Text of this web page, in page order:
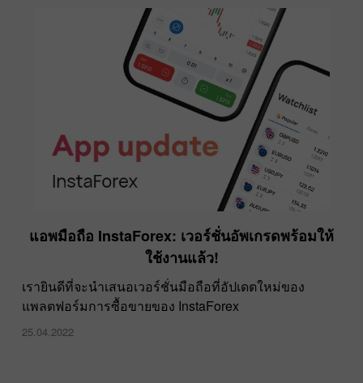
แอพมือถือ InstaForex: เวอร์ชั่นอัพเกรดพร้อมให้
ใช้งานแล้ว!
เรายินดีที่จะนำเสนอเวอร์ชั่นมือถือที่อัปเดตใหม่ของ
แพลตฟอร์มการซื้อขายของ InstaForex
25.04.2022